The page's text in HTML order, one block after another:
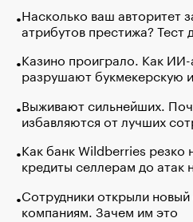
Насколько ваш авторитет
атрибутов престижа? Тест
Казино проиграло. Как ИИ-
разрушают букмекерскую
Выживают сильнейших.
избавляются от лучших
Как банк Wildberries резко
кредиты селлерам до атак
Сотрудники открыли
компаниям. Зачем им это